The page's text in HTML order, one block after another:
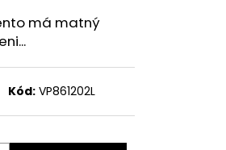
má matný
Kód: VP861202LNasledujúce